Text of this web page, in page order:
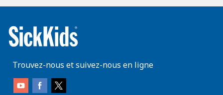
Trouvez-nous et suivez-nous en ligne